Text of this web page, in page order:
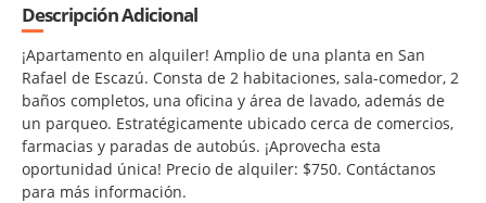
Descripción Adicional
¡Apartamento en alquiler! Amplio de una planta en San
Rafael de Escazú. Consta de 2 habitaciones, sala-comedor, 2
baños completos, una oficina y área de lavado, además de
un parqueo. Estratégicamente ubicado cerca de comercios,
farmacias y paradas de autobús. ¡Aprovecha esta
oportunidad única! Precio de alquiler: $750. Contáctanos
para más información.